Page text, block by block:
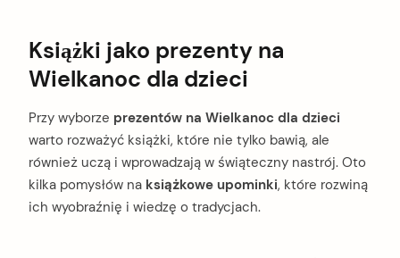
Książki jako prezenty na
Wielkanoc dla dzieci
Przy wyborze prezentów na Wielkanoc dla dzieci
warto rozważyć książki, które nie tylko bawią, ale
również uczą i wprowadzają w świąteczny nastrój. Oto
kilka pomysłów na książkowe upominki, które rozwiną
ich wyobraźnię i wiedzę o tradycjach.